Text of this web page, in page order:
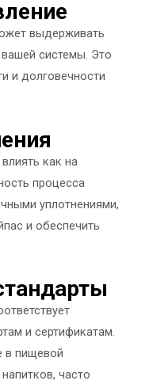
выдерживать
системы. Это
и долговечности
как на
процесса
уплотнениями,
и обеспечить
и сертификатам.
в пищевой
часто